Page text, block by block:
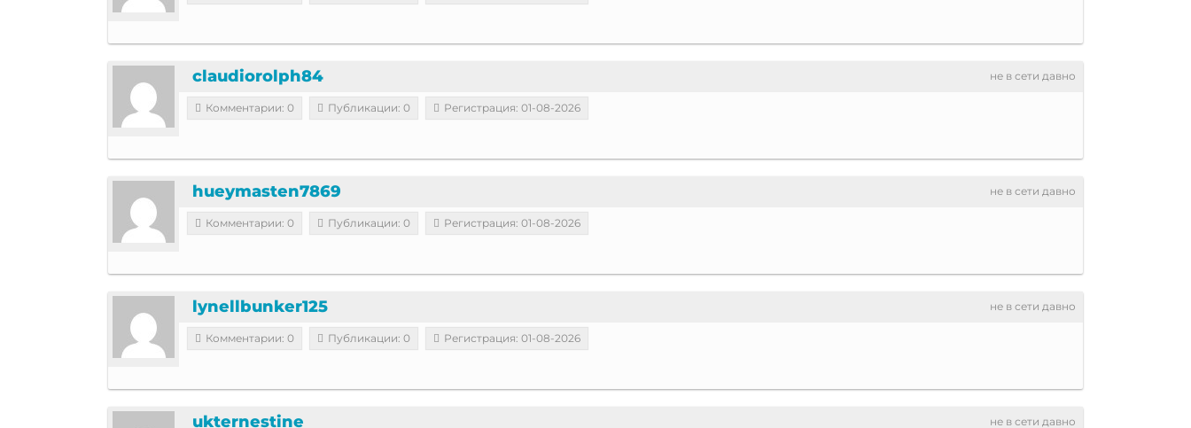
не в сети давно
claudiorolph84
Комментарии: 0 Публикации: 0 Регистрация: 01-08-2026
не в сети давно
hueymasten7869
Комментарии: 0 Публикации: 0 Регистрация: 01-08-2026
не в сети давно
lynellbunker125
Комментарии: 0 Публикации: 0 Регистрация: 01-08-2026
не в сети давно
ukternestine